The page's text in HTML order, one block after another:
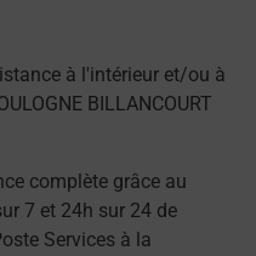
à l'intérieur et/ou à
BILLANCOURT
complète grâce au
7 et 24h sur 24 de
Services à la